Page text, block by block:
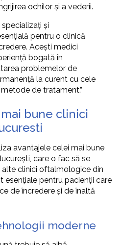
ochilor și a vederii.
și
pentru o clinică
Acești medici
bogată în
problemelor de
la curent cu cele
de tratament.”
bune clinici
avantajele celei mai bune
care o fac să se
clinici oftalmologice din
esențiale pentru pacienții care
de încredere și de înaltă
moderne